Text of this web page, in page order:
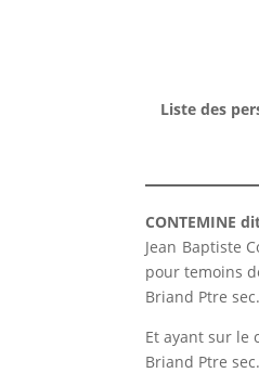
Liste des
CONTEMINE
Jean Baptiste
pour temoins
Briand Ptre sec.
Et ayant sur le
Briand Ptre sec.